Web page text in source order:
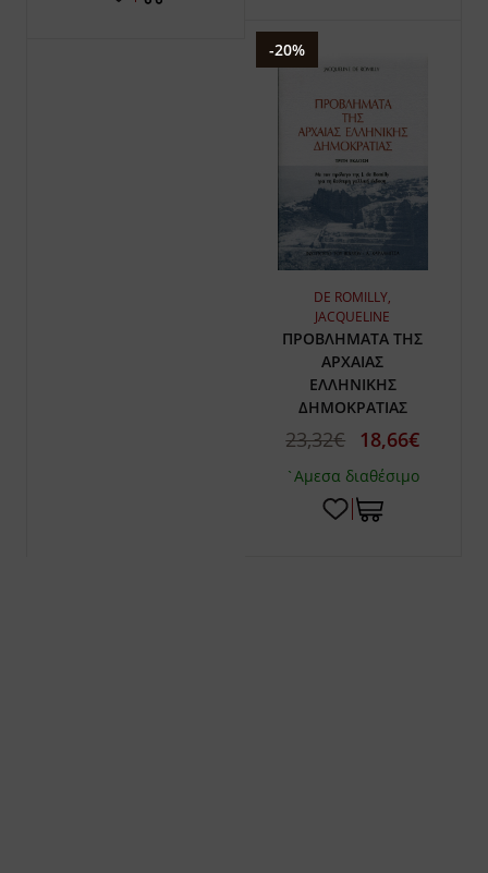
-20%
DE ROMILLY,
JACQUELINE
ΠΡΟΒΛΗΜΑΤΑ ΤΗΣ
ΑΡΧΑΙΑΣ
ΕΛΛΗΝΙΚΗΣ
ΔΗΜΟΚΡΑΤΙΑΣ
23,32€ 18,66€
`Αμεσα διαθέσιμο